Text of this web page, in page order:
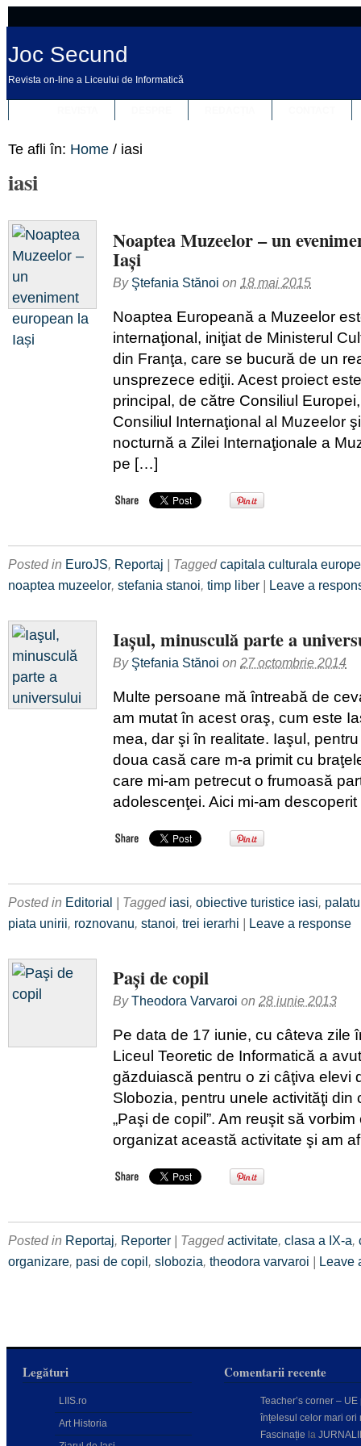
Joc Secund
Revista on-line a Liceului de Informatică
Te afli în: Home / iasi
iasi
Noaptea Muzeelor – un
Iași
By Ştefania Stănoi on 18 mai 2015
Noaptea Europeană a Muzeelor
internaţional, iniţiat de Ministerul
din Franţa, care se bucură de un
unsprezece ediţii. Acest proiect
principal, de către Consiliul
Consiliul Internaţional al Muzeelor
nocturnă a Zilei Internaţionale a
pe […]
Posted in EuroJS, Reportaj | Taggedcapitala culturala
noaptea muzeelor, stefania stanoi, timp liber | Leave a
Iaşul, minusculă parte a
By Ştefania Stănoi on 27 octombrie 2014
Multe persoane mă întreabă de
am mutat în acest oraş, cum este
mea, dar şi în realitate. Iaşul,
doua casă care m-a primit cu
care mi-am petrecut o frumoasă
adolescenţei. Aici mi-am
Posted in Editorial | Tagged iasi, obiective turistice iasi,
piata unirii, roznovanu, stanoi, trei ierarhi | Leave a response
Paşi de copil
ByTheodora Varvaroi on 28 iunie 2013
Pe data de 17 iunie, cu câteva zile
Liceul Teoretic de Informatică a
găzduiască pentru o zi câţiva elevi
Slobozia, pentru unele activităţi din
„Paşi de copil”. Am reuşit să
organizat această activitate şi am
Posted in Reportaj, Reporter | Taggedactivitate, clasa a IX-a,
organizare, pasi de copil, slobozia, theodora varvaroi | Leave
Legături
LIIS.ro
Art Historia
Comentarii recente
Teacher’s corner – UE
înțelesul celor mari ori
Fascinație la